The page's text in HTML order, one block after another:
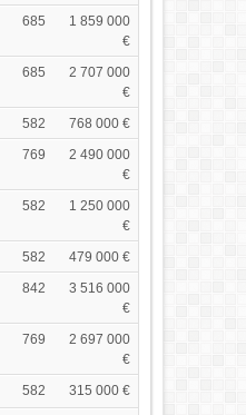
685
1 859 000
€
685
2 707 000
€
582
768 000 €
769
2 490 000
€
582
1 250 000
€
582
479 000 €
842
3 516 000
€
769
2 697 000
€
582 315 000 €